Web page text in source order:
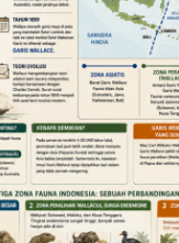
Honda SDGs Future
Jumat, 10 Jul 2026 19:01